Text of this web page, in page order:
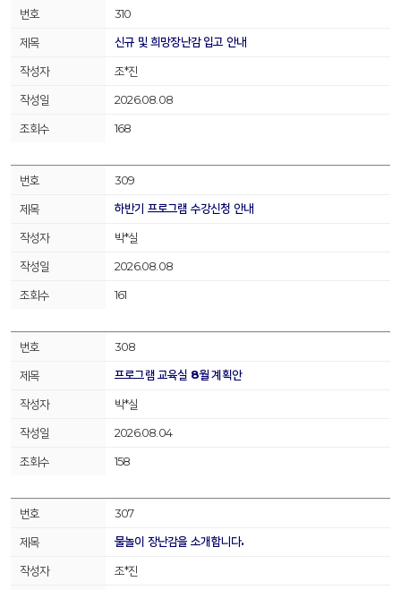
310
신규 및 희망장난감 입고 안내
조*진
2026.08.08
168
309
하반기 프로그램 수강신청 안내
박*실
2026.08.08
161
308
프로그램 교육실 8월 계획안
박*실
2026.08.04
158
307
물놀이 장난감을 소개합니다.
조*진